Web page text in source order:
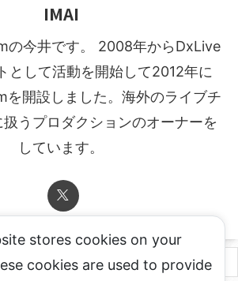
IMAI
の今井です。 2008年からDxLive
として活動を開始して2012年に
を開設しました。海外のライブチ
うプロダクションのオーナーを
しています。
stores cookies on your
cookies are used to provide